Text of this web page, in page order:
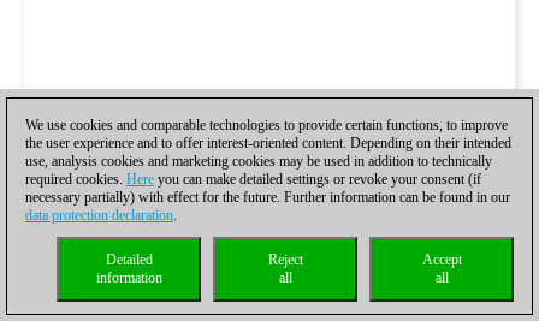
We use cookies and comparable technologies to provide certain functions, to improve
the user experience and to offer interest-oriented content. Depending on their intended
use, analysis cookies and marketing cookies may be used in addition to technically
required cookies. Here you can make detailed settings or revoke your consent (if
necessary partially) with effect for the future. Further information can be found in our
data protection declaration.
Accept
all
Reject
all
Detailed
information